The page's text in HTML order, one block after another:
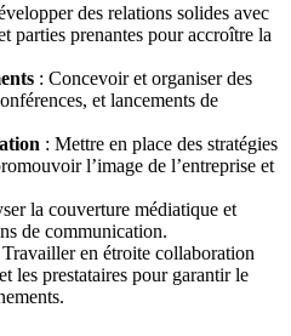
des relations solides avec
parties prenantes pour accroître la
: Concevoir et organiser des
et lancements de
: Mettre en place des stratégies
l’image de l’entreprise et
la couverture médiatique et
de communication.
Travailler en étroite collaboration
les prestataires pour garantir le